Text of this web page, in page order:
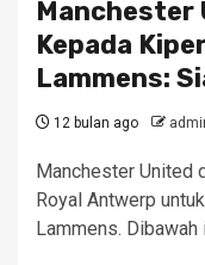
Manchester
Kepada
Lammens:
12 bulan ago
Manchester United
Royal Antwerp
Lammens. Dibawah